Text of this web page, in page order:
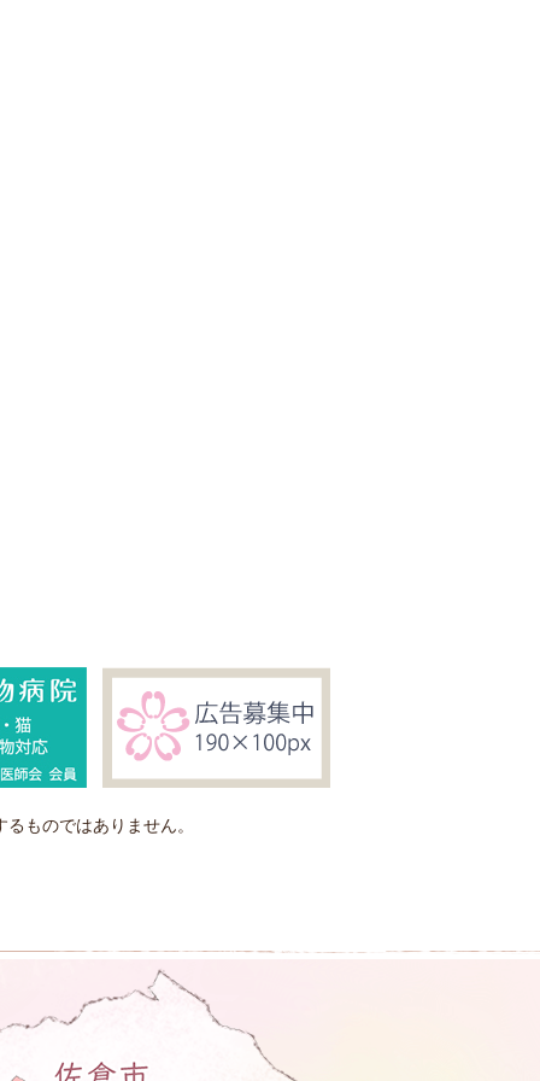
ものではありません。